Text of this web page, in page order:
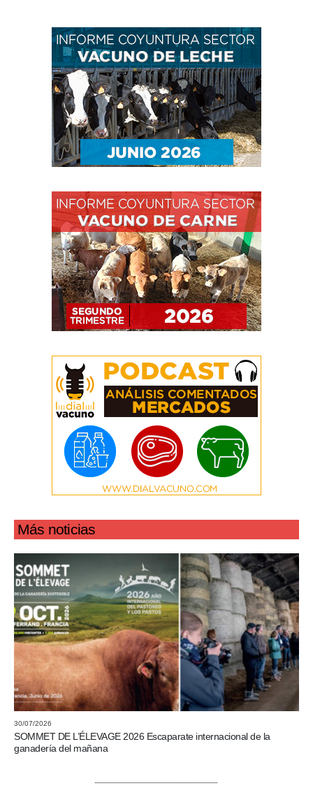
Más noticias
30/07/2026
SOMMET DE L’ÉLEVAGE 2026 Escaparate internacional de la
ganadería del mañana